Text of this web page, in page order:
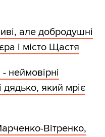
але добродушні
і місто Щастя
неймовірні
дядько, який мріє
Вітренко,